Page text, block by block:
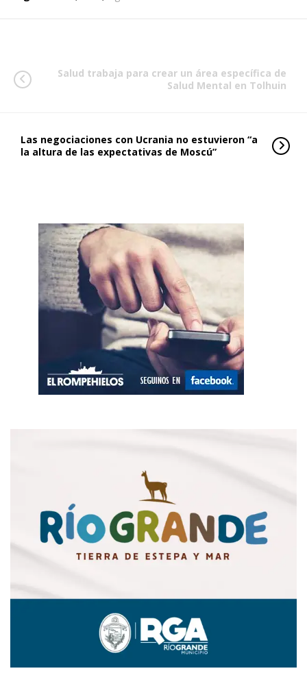
Salud trabaja para crear un área específica de
Salud Mental en Tolhuin
Las negociaciones con Ucrania no estuvieron “a
la altura de las expectativas de Moscú”